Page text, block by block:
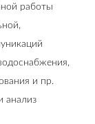
работы
и пр.
анализ